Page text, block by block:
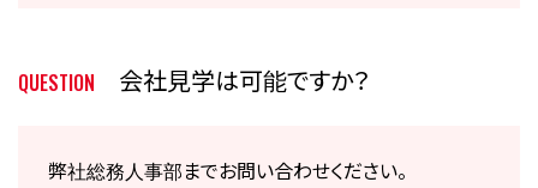
QUESTION 会社見学は可能ですか？
弊社総務人事部までお問い合わせください。